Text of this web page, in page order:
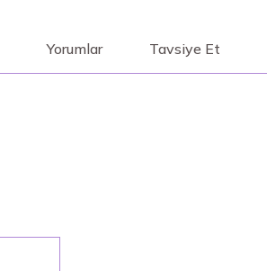
Yorumlar Tavsiye Et